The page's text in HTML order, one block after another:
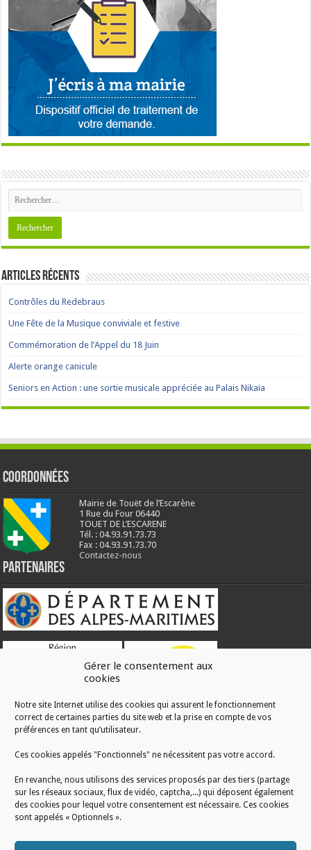
Gérer le consentement aux
cookies
Notre site Internet utilise des cookies qui assurent le fonctionnement
correct de certaines parties du site web et la prise en compte de vos
préférences en tant qu’utilisateur.
Ces cookies appelés "Fonctionnels" ne nécessitent pas votre accord.
En revanche, nous utilisons des services proposés par des tiers (partage
sur les réseaux sociaux, flux de vidéo, captcha,...) qui déposent également
des cookies pour lequel votre consentement est nécessaire. Ces cookies
sont appelés « Optionnels ».
Articles récents
Contrôles du Redebraus
Une Fête de la Musique conviviale et festive
Commémoration de l’Appel du 18 Juin
Alerte orange canicule
Seniors en Action : une sortie musicale appréciée au Palais Nikaïa
Coordonnées
Mairie de Touët de l’Escarène
1 Rue du Four 06440
TOUET DE L’ESCARENE
Tél. : 04.93.91.73.73
Fax : 04.93.91.73.70
Contactez-nous
Partenaires
RÉALISATION